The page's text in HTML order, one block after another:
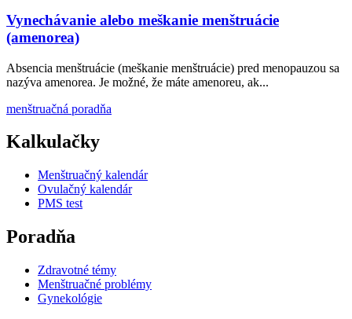
Vynechávanie alebo meškanie menštruácie
(amenorea)
Absencia menštruácie (meškanie menštruácie) pred menopauzou sa
nazýva amenorea. Je možné, že máte amenoreu, ak...
menštruačná poradňa
Kalkulačky
Menštruačný kalendár
Ovulačný kalendár
PMS test
Poradňa
Zdravotné témy
Menštruačné problémy
Gynekológie